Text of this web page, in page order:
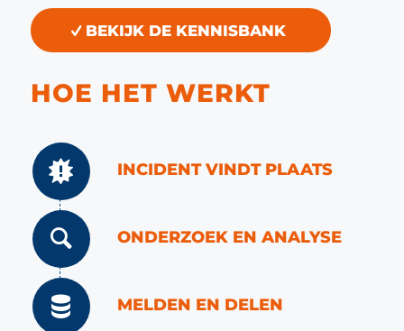
BEKIJK DE KENNISBANK
HOE HET WERKT
INCIDENT VINDT PLAATS
ONDERZOEK EN ANALYSE
MELDEN EN DELEN